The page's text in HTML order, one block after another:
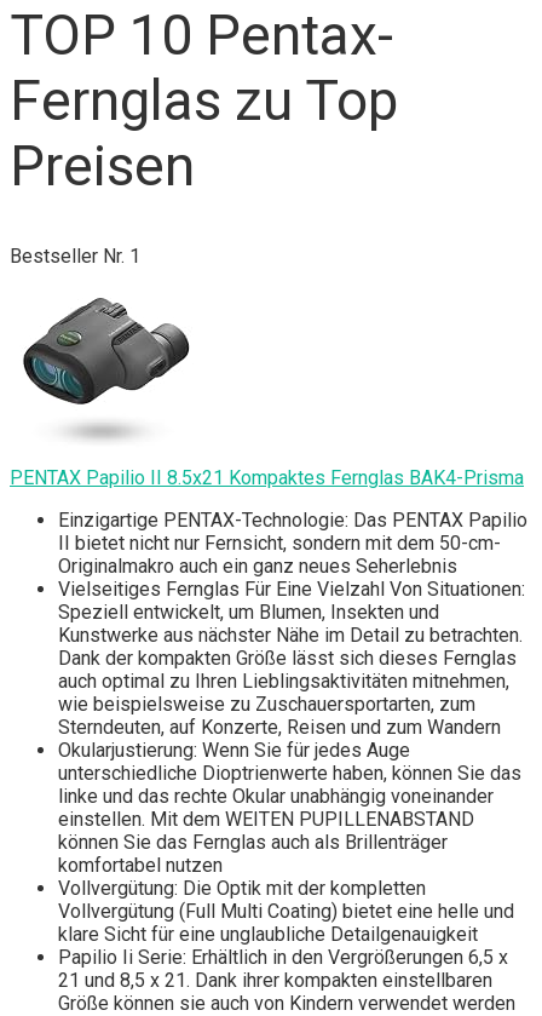
TOP 10 Pentax-
Fernglas zu Top
Preisen
Bestseller Nr. 1
PENTAX Papilio II 8.5x21 Kompaktes Fernglas BAK4-Prisma
Einzigartige PENTAX-Technologie: Das PENTAX Papilio
II bietet nicht nur Fernsicht, sondern mit dem 50-cm-
Originalmakro auch ein ganz neues Seherlebnis
Vielseitiges Fernglas Für Eine Vielzahl Von Situationen:
Speziell entwickelt, um Blumen, Insekten und
Kunstwerke aus nächster Nähe im Detail zu betrachten.
Dank der kompakten Größe lässt sich dieses Fernglas
auch optimal zu Ihren Lieblingsaktivitäten mitnehmen,
wie beispielsweise zu Zuschauersportarten, zum
Sterndeuten, auf Konzerte, Reisen und zum Wandern
Okularjustierung: Wenn Sie für jedes Auge
unterschiedliche Dioptrienwerte haben, können Sie das
linke und das rechte Okular unabhängig voneinander
einstellen. Mit dem WEITEN PUPILLENABSTAND
können Sie das Fernglas auch als Brillenträger
komfortabel nutzen
Vollvergütung: Die Optik mit der kompletten
Vollvergütung (Full Multi Coating) bietet eine helle und
klare Sicht für eine unglaubliche Detailgenauigkeit
Papilio Ii Serie: Erhältlich in den Vergrößerungen 6,5 x
21 und 8,5 x 21. Dank ihrer kompakten einstellbaren
Größe können sie auch von Kindern verwendet werden